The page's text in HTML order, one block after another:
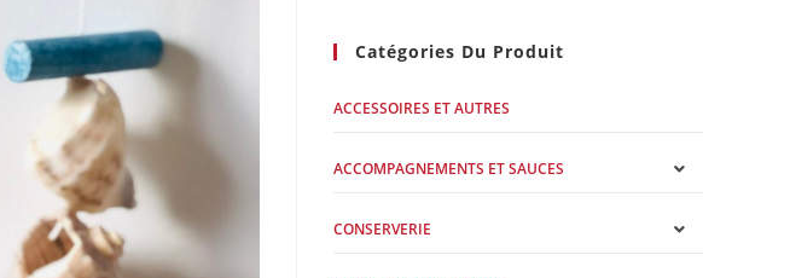
Catégories Du Produit
ACCESSOIRES ET AUTRES
ACCOMPAGNEMENTS ET SAUCES
CONSERVERIE